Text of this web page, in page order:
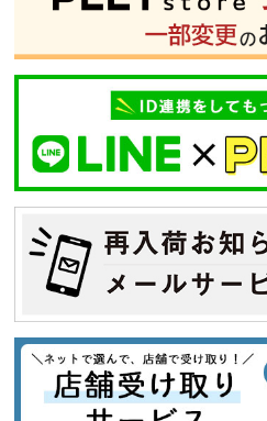
並び順
カテゴリ
サイズ
S
M
XL
XXL
30inc
34inc
36inc
40inc
KIDS
カラー